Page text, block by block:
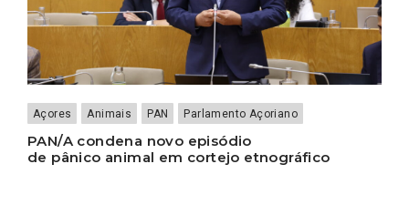
Açores Animais PAN Parlamento Açoriano
PAN/A condena novo episódio
de pânico animal em cortejo etnográfico